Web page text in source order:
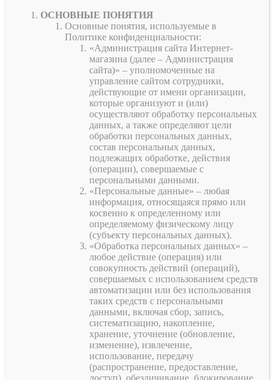
ОСНОВНЫЕ ПОНЯТИЯ
Основные понятия, используемые в
Политике конфиденциальности:
«Администрация сайта Интернет-
магазина (далее – Администрация
сайта)» – уполномоченные на
управление сайтом сотрудники,
действующие от имени организации,
которые организуют и (или)
осуществляют обработку персональных
данных, а также определяют цели
обработки персональных данных,
состав персональных данных,
подлежащих обработке, действия
(операции), совершаемые с
персональными данными.
«Персональные данные» – любая
информация, относящаяся прямо или
косвенно к определенному или
определяемому физическому лицу
(субъекту персональных данных).
«Обработка персональных данных» –
любое действие (операция) или
совокупность действий (операций),
совершаемых с использованием средств
автоматизации или без использования
таких средств с персональными
данными, включая сбор, запись,
систематизацию, накопление,
хранение, уточнение (обновление,
изменение), извлечение,
использование, передачу
(распространение, предоставление,
доступ), обезличивание, блокирование,